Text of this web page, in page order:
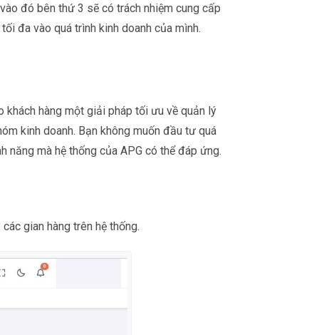
đó bên thứ 3 sẽ có trách nhiệm cung cấp
đa vào quá trình kinh doanh của mình.
khách hàng một giải pháp tối ưu về quản lý
kinh doanh. Bạn không muốn đầu tư quá
năng mà hệ thống của APG có thể đáp ứng.
gian hàng trên hệ thống.